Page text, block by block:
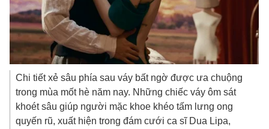
Chi tiết xẻ sâu phía sau váy bất ngờ được ưa chuộng
trong mùa mốt hè năm nay. Những chiếc váy ôm sát
khoét sâu giúp người mặc khoe khéo tấm lưng ong
quyến rũ, xuất hiện trong đám cưới ca sĩ Dua Lipa,